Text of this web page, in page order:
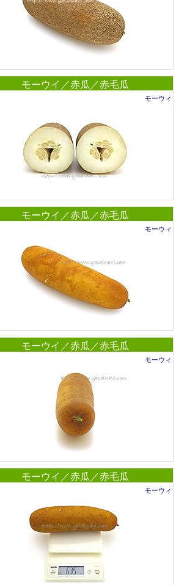
モーウイ／赤瓜／赤毛瓜
モーウィ
モーウイ／赤瓜／赤毛瓜
モーウィ
モーウイ／赤瓜／赤毛瓜
モーウィ
モーウイ／赤瓜／赤毛瓜
モーウィ